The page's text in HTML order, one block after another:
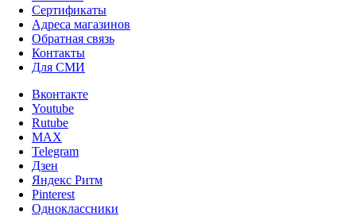
Сертификаты
Адреса магазинов
Обратная связь
Контакты
Для СМИ
Вконтакте
Youtube
Rutube
MAX
Telegram
Дзен
Яндекс Ритм
Pinterest
Одноклассники